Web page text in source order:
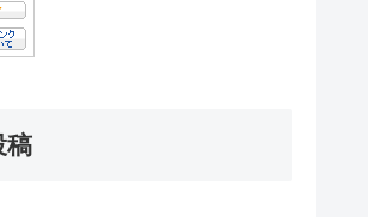
稿